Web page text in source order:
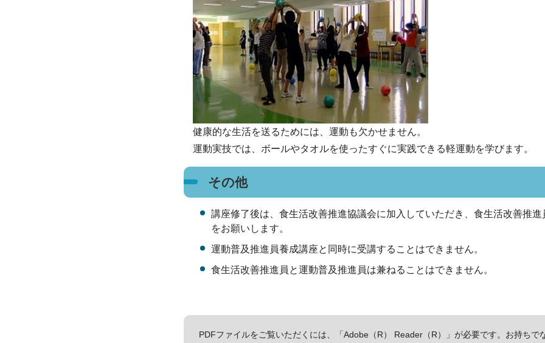
健康的な生活を送るためには、運動も欠かせません。
運動実技では、ボールやタオルを使ったすぐに実践できる軽運動を学びます。
その他
講座修了後は、食生活改善推進協議会に加入していただき、食生活改善推
をお願いします。
運動普及推進員養成講座と同時に受講することはできません。
食生活改善推進員と運動普及推進員は兼ねることはできません。
PDFファイルをご覧いただくには、「Adobe（R） Reader（R）」が必要です。お持ちで